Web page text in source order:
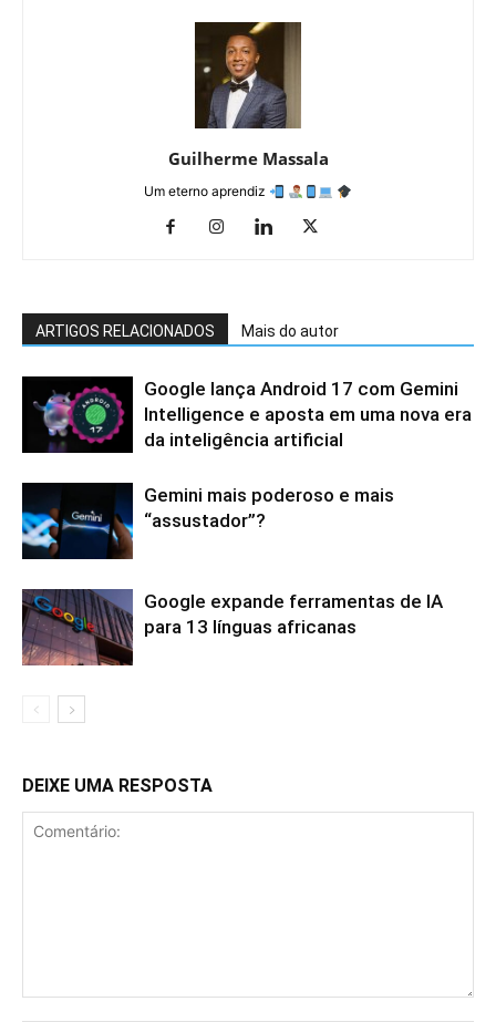
Guilherme Massala
Um eterno aprendiz
ARTIGOS RELACIONADOS Mais do autor
Google lança Android 17 com Gemini
Intelligence e aposta em uma nova era
da inteligência artificial
Gemini mais poderoso e mais
“assustador”?
Google expande ferramentas de IA
para 13 línguas africanas
DEIXE UMA RESPOSTA